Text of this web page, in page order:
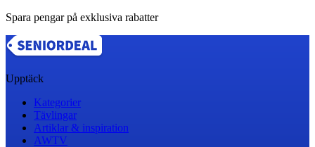
Spara pengar på exklusiva rabatter
Upptäck
Kategorier
Tävlingar
Artiklar & inspiration
AWTV